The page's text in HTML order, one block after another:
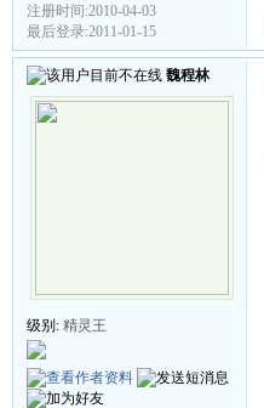
注册时间:2010-04-03
最后登录:2011-01-15
魏程林
级别: 精灵王